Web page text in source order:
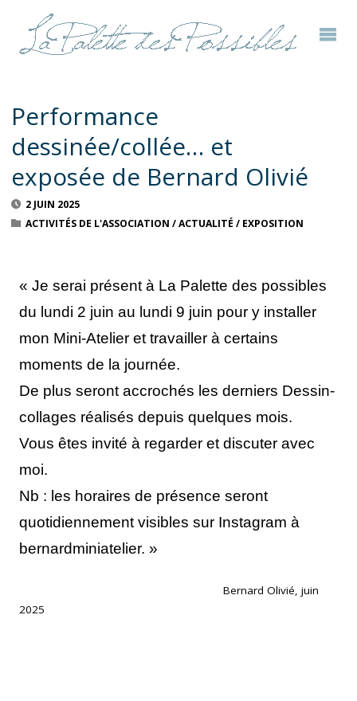
Performance
dessinée/collée… et
exposée de Bernard Olivié
2 JUIN 2025
ACTIVITÉS DE L'ASSOCIATION /ACTUALITÉ / EXPOSITION
« Je serai présent à La Palette des possibles
du lundi 2 juin au lundi 9 juin pour y installer
mon Mini-Atelier et travailler à certains
moments de la journée.
De plus seront accrochés les derniers Dessin-
collages réalisés depuis quelques mois.
Vous êtes invité à regarder et discuter avec
moi.
Nb : les horaires de présence seront
quotidiennement visibles sur Instagram à
bernardminiatelier. »
Bernard Olivié, juin
2025